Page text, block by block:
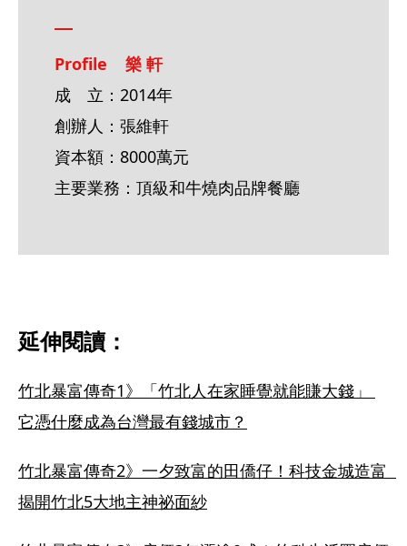
Profile    樂 軒
成　立：2014年
創辦人：張維軒
資本額：8000萬元
主要業務：頂級和牛燒肉品牌餐廳
延伸閱讀：
竹北暴富傳奇1》「竹北人在家睡覺就能賺大錢」
它憑什麼成為台灣最有錢城市？
竹北暴富傳奇2》一夕致富的田僑仔！科技金城造富
揭開竹北5大地主神祕面紗